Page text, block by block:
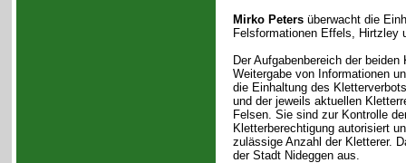
Mirko Petersüberwacht die
Felsformationen Effels, Hirtzley
Der Aufgabenbereich der
Weitergabe von Informationen
die Einhaltung des
und der jeweils aktuellen
Felsen. Sie sind zur Kontrolle
Kletterberechtigung autorisiert
zulässige Anzahl der Kletterer.
der Stadt Nideggen aus.